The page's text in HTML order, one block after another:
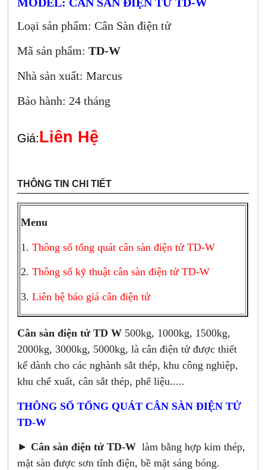
Loại sản phẩm: Cân Sàn điện tử
Mã sản phẩm:TD-W
Nhà sản xuất: Marcus
Bảo hành: 24 tháng
Giá:Liên Hệ
THÔNG TIN CHI TIẾT
Menu
1.Thông số tổng quát cân sàn điện tử TD-W
2.Thông số kỹ thuật cân sàn điện tử TD-W
3.Liên hệ báo giá cân điện tử
Cân sàn điện tử TD W 500kg, 1000kg, 1500kg,
2000kg, 3000kg, 5000kg, là cân điện tử được thiết
kế dành cho các nghành sắt thép, khu công nghiệp,
khu chế xuất, cân sắt thép, phế liệu.....
THÔNG SỐ TỔNG QUÁT CÂN SÀN ĐIỆN TỬ
TD-W
► Cân sàn điện tử TD-W làm bằng hợp kim thép,
mặt sàn được sơn tĩnh điện, bề mặt sáng bóng.